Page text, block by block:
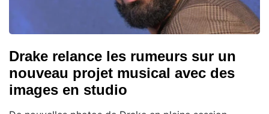
Drake relance les rumeurs sur un
nouveau projet musical avec des
images en studio